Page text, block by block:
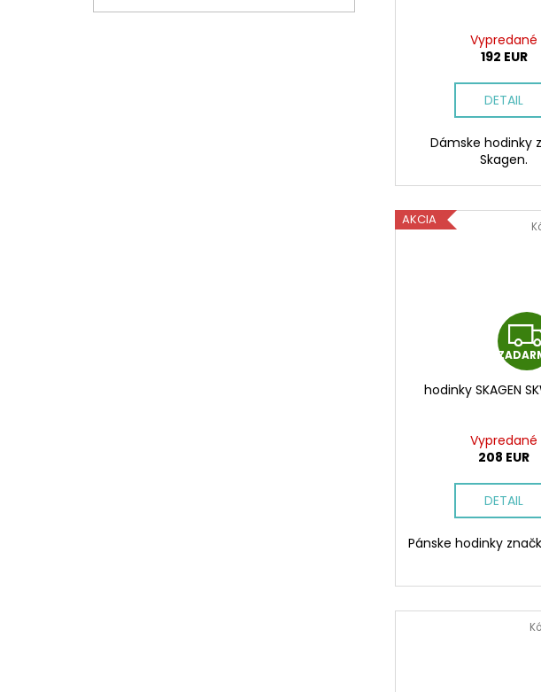
Vypredané
192 EUR
DETAIL
Dámske hodinky
Skagen.
AKCIA
hodinky SKAGEN
Vypredané
208 EUR
DETAIL
Pánske hodinky